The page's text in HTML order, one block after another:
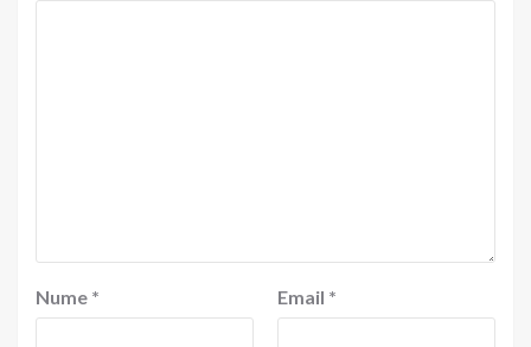
Nume * Email *